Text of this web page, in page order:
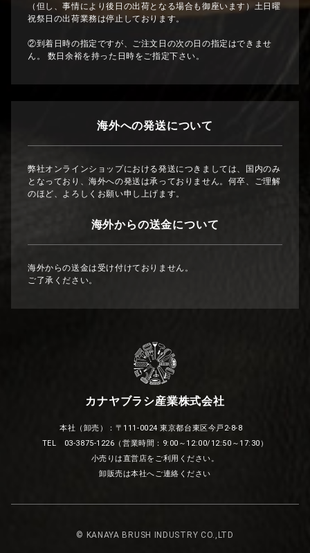
（但し、事情により後日の出荷となる場合も御座います）土日曜
祝祭日の出荷業務は停止しております。
②到着日時の指定ですが、ご注文日の次の日の指定はできませ
ん。 数日余裕を持った日時をご指定下さい。
海外への発送について
弊社オンラインショップにおける発送につきましては、国内のみ
となっており、海外への発送は承っておりません。何卒、ご理解
のほど、よろしくお願い申し上げます。
海外からの送金について
海外からの送金は受け付けておりません。
ご了承ください。
カナヤブラシ産業株式会社
本社（卸売）：〒111-0024 東京都台東区今戸2-8-8
TEL 03-3875-1226（営業時間：9:00～12:00/12:50～17:30）
小売りは直営店をご利用ください。
卸販売は本社へご連絡ください
© KANAYA BRUSH INDUSTRY CO.,LTD